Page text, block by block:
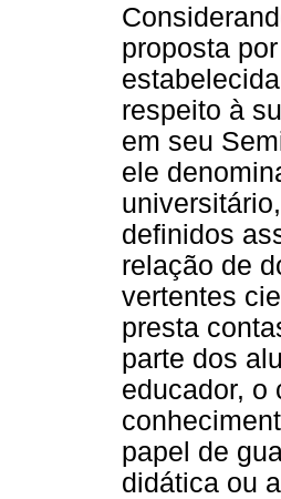
proposta
respeito à
em seu
ele
definidos
relação de
vertentes
presta
parte dos
educador, o
papel de
didática ou